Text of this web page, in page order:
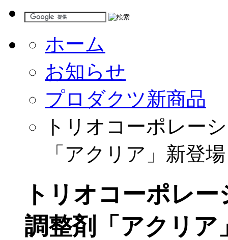
ホーム
お知らせ
プロダクツ新商品
トリオコーポレー
「アクリア」新登
トリオコーポレ
調整剤「アクリア